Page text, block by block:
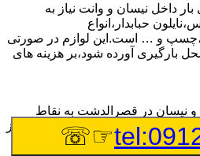
داخل نیسان و وانت نیاز به
حبابدار،انواع
و … است.این لوازم در صورتی
بارگیری آورده شود،بر هزینه های
نیسان در قصرالدشت به نقاط
درخواست مشتری چیدمان آن ها نیز
های اتوبار و باربری
☞☏